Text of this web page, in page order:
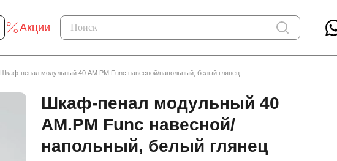
Акции
Шкаф-пенал модульный 40 AM.PM Func навесной/напольный, белый глянец
Шкаф-пенал модульный 40
AM.PM Func навесной/
напольный, белый глянец